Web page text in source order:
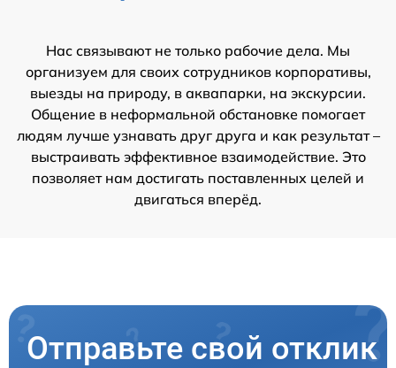
Нас связывают не только рабочие дела. Мы
организуем для своих сотрудников корпоративы,
выезды на природу, в аквапарки, на экскурсии.
Общение в неформальной обстановке помогает
людям лучше узнавать друг друга и как результат –
выстраивать эффективное взаимодействие. Это
позволяет нам достигать поставленных целей и
двигаться вперёд.
Отправьте свой отклик